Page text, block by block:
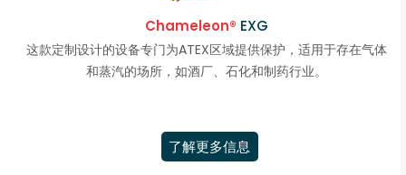
Chameleon® EXG
这款定制设计的设备专门为ATEX区域提供保护，适用于存在气体
和蒸汽的场所，如酒厂、石化和制药行业。
了解更多信息